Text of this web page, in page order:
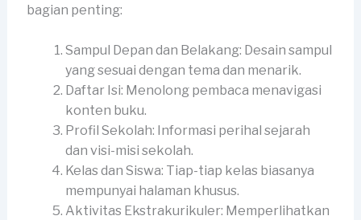
bagian penting:
Sampul Depan dan Belakang: Desain sampul
yang sesuai dengan tema dan menarik.
Daftar Isi: Menolong pembaca menavigasi
konten buku.
Profil Sekolah: Informasi perihal sejarah
dan visi-misi sekolah.
Kelas dan Siswa: Tiap-tiap kelas biasanya
mempunyai halaman khusus.
Aktivitas Ekstrakurikuler: Memperlihatkan